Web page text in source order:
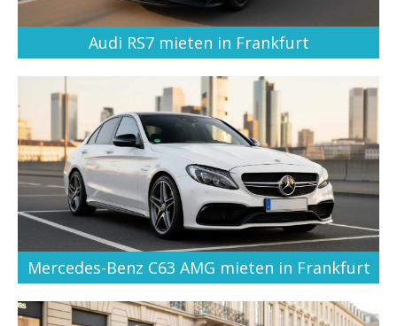
Audi RS7 mieten in Frankfurt
Mercedes-Benz C63 AMG mieten in Frankfurt